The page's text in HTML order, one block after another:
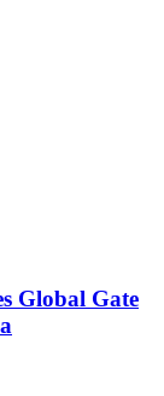
Global Gate